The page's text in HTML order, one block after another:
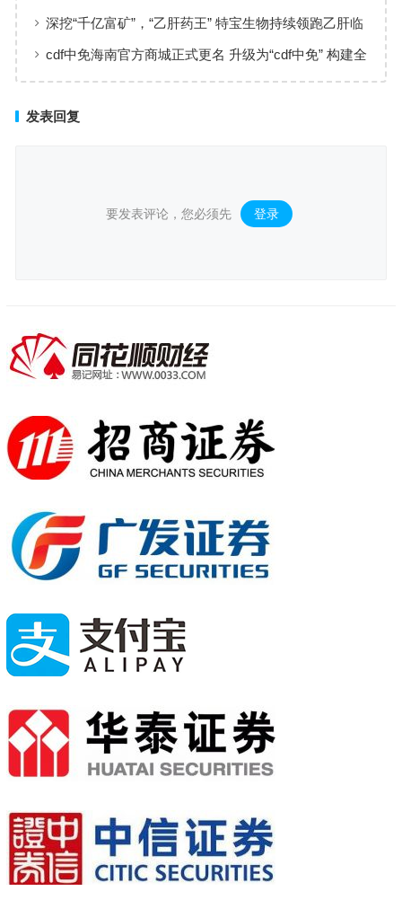
实现高效服务响应
深挖“千亿富矿”，“乙肝药王” 特宝生物持续领跑乙肝临
床治愈
cdf中免海南官方商城正式更名 升级为“cdf中免” 构建全
发表回复
要发表评论，您必须先 登录 。